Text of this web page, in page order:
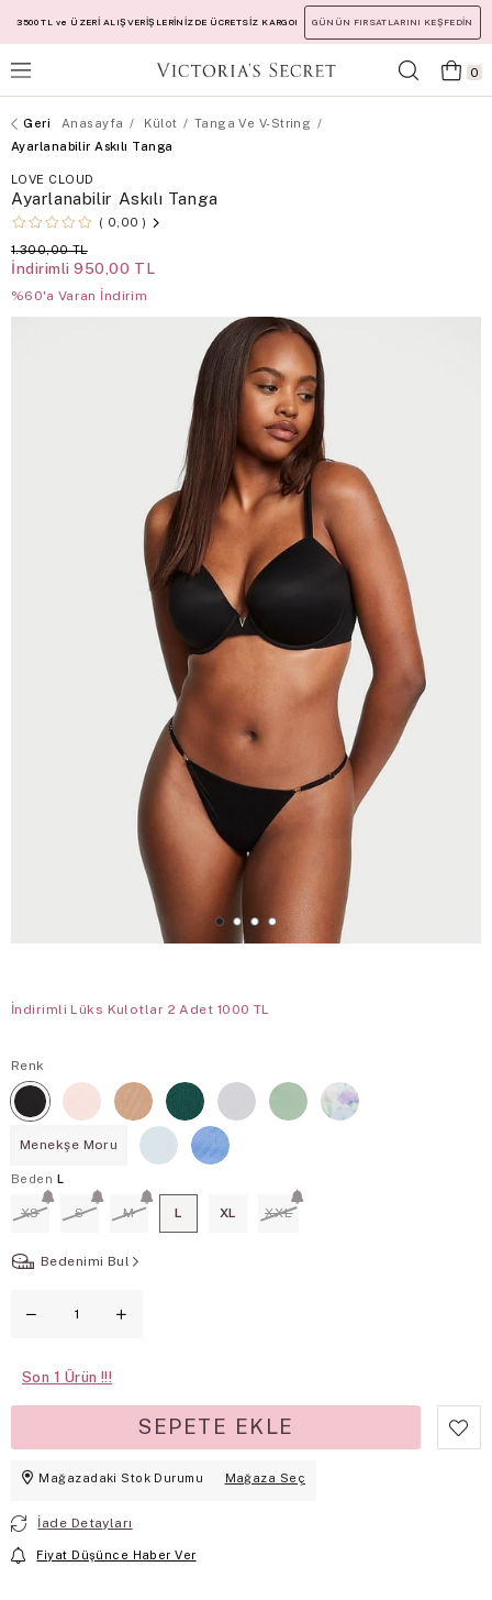
3500 TL ve ÜZERİ ALIŞVERİŞLERİNİZDE ÜCRETSİZ KARGO! GÜNÜN FIRSATLARINI KEŞFEDİN
0
Anasayfa Külot
Tanga Ve V-String
Ayarlanabilir Askılı Tanga
LOVE CLOUD
Ayarlanabilir Askılı Tanga
0,00
1.300,00 TL
İndirimli 950,00 TL
%60'a Varan İndirim
İndirimli Lüks Kulotlar 2 Adet 1000 TL
Renk
Menekşe Moru
Beden L
XS S M L XL XXL
Bedenimi Bul
Son 1
Mağazadaki Stok Durumu Mağaza Seç
İade Detayları
Fiyat Düşünce Haber Ver